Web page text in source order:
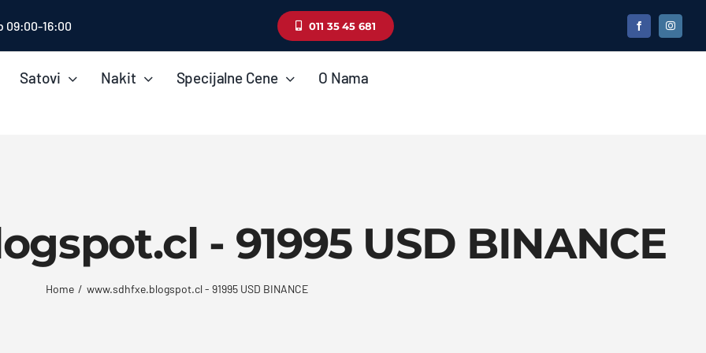
09:00-16:00 011 35 45 681
Satovi Nakit Specijalne Cene
O Nama
- 91995 USD BINANCE
Home www.sdhfxe.blogspot.cl - 91995 USD BINANCE